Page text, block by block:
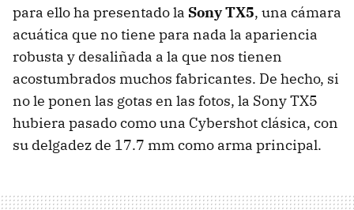
para ello ha presentado la Sony TX5, una cámara
acuática que no tiene para nada la apariencia
robusta y desaliñada a la que nos tienen
acostumbrados muchos fabricantes. De hecho, si
no le ponen las gotas en las fotos, la Sony TX5
hubiera pasado como una Cybershot clásica, con
su delgadez de 17.7 mm como arma principal.